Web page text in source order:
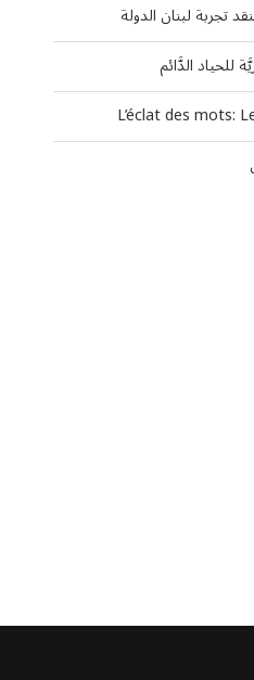
تجربة لبنان الدولة
للحياد الدَّائم
L’éclat des mots: